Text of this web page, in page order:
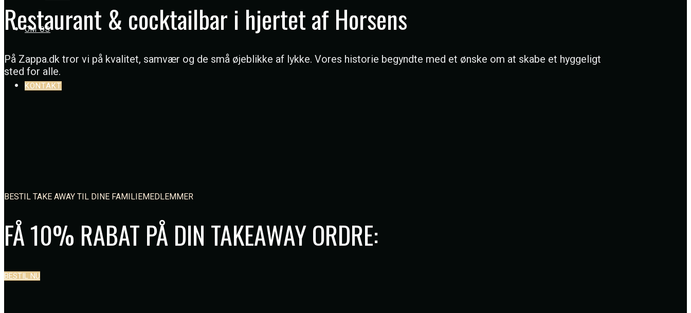
OM OS
KONTAKT
Restaurant & cocktailbar i hjertet af Horsens
På Zappa.dk tror vi på kvalitet, samvær og de små øjeblikke af lykke. Vores historie begyndte med et ønske om at skabe et hyggeligt
sted for alle.
BESTIL TAKE AWAY TIL DINE FAMILIEMEDLEMMER
FÅ 10% RABAT PÅ DIN TAKEAWAY ORDRE:
BESTIL NU